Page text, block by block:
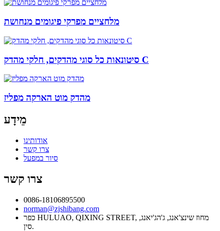
מלחציים מפרקי פיגומים מנחושת
סיטונאות כל סוגי מהדקים, חלקי מהדק C
מהדק מוט הארקה מפליז
מֵידָע
אודותינו
צרו קשר
סיור במפעל
צרו קשר
0086-18106895500
norman@zjshibang.com
כפר HULUAO, QIXING STREET, מחוז שינצ'אנג, ג'הג'יאנג,
סין.